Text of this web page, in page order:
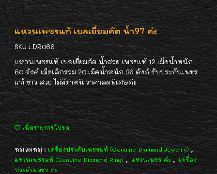
แหวนเพชรแท้ เบลเยี่ยมคัต น้ำ97 ค่ะ
SKU : DR066
แหวนเพชรแท้ เบลเยี่ยมคัต น้ำสวย เพชรแท้ 12 เม็ดน้ำหนัก
60 ตังค์ เม็ดเล็กรวม 20 เม็ดน้ำหนัก 36 ตังค์ รับประกันเพชร
แท้ ขาว สวย ไม่มีตำหนิ ราคาลดพิเศษค่ะ
เพิ่มรายการโปรด
หมวดหมู่ : เครื่องประดับเพชรแท้ (Genuine Diamond Jewelry),
แหวนเพชรแท้ (Genuine Diamond Ring) , แหวนเพชร ค่ะ , เครื่อง
ประดับเพชร ค่ะ